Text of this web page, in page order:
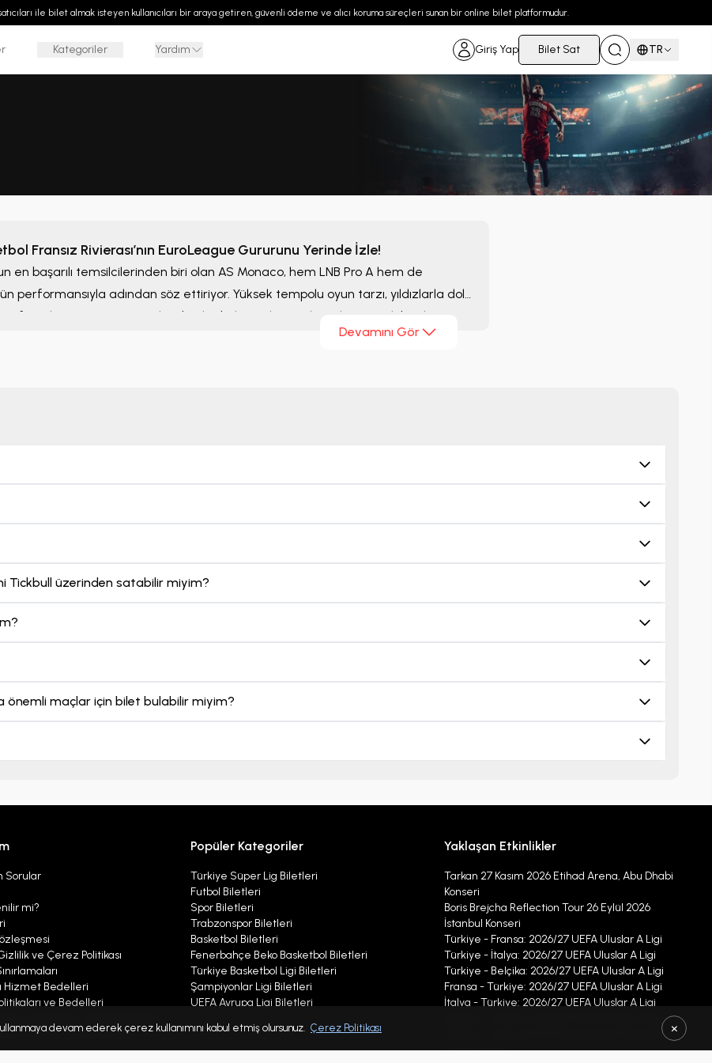
ile bilet almak isteyen kullanıcıları bir araya getiren, güvenli ödeme ve alıcı koruma süreçleri sunan bir online bilet platformudur.
Kategoriler Yardım Giriş Yap Bilet Sat TR
Fransız Rivierası’nın EuroLeague Gururunu Yerinde İzle!
en başarılı temsilcilerinden biri olan AS Monaco, hem LNB Pro A hem de
performansıyla adından söz ettiriyor. Yüksek tempolu oyun tarzı, yıldızlarla dolu
AS Monaco maçları, basketbolseverler için kaçırılmayacak bir deneyim
AS Monaco maç biletini al! AS
Devamını Gör
Tickbull üzerinden satabilir miyim?
önemli maçlar için bilet bulabilir miyim?
Sorular
mi?
ve Çerez Politikası
Hizmet Bedelleri
ve Bedelleri
Aydınlatma Metni
Popüler Kategoriler
Türkiye Süper Lig Biletleri
Futbol Biletleri
Spor Biletleri
Trabzonspor Biletleri
Basketbol Biletleri
Fenerbahçe Beko Basketbol Biletleri
Türkiye Basketbol Ligi Biletleri
Şampiyonlar Ligi Biletleri
UEFA Avrupa Ligi Biletleri
Yaklaşan Etkinlikler
Tarkan 27 Kasım 2026 Etihad Arena, Abu Dhabi
Konseri
Boris Brejcha Reflection Tour 26 Eylül 2026
İstanbul Konseri
Türkiye - Fransa: 2026/27 UEFA Uluslar A Ligi
Türkiye - İtalya: 2026/27 UEFA Uluslar A Ligi
Türkiye - Belçika: 2026/27 UEFA Uluslar A Ligi
Fransa - Türkiye: 2026/27 UEFA Uluslar A Ligi
İtalya - Türkiye: 2026/27 UEFA Uluslar A Ligi
Şampiyonası
devam ederek çerez kullanımını kabul etmiş olursunuz. Çerez Politikası ×